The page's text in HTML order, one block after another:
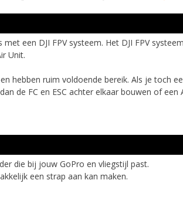
een DJI FPV systeem. Het DJI FPV
Unit.
hebben ruim voldoende bereik. Als je toch
de FC en ESC achter elkaar bouwen of een
die bij jouw GoPro en vliegstijl past.
een strap aan kan maken.